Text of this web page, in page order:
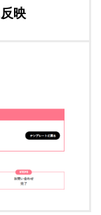
映